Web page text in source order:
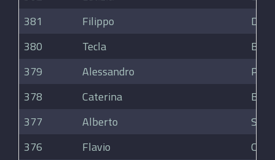
381
Filippo
380
Tecla
379
Alessandro
378
Caterina
377
Alberto
376
Flavio